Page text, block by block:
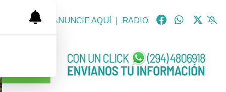
ANUNCIE AQUÍ RADIO